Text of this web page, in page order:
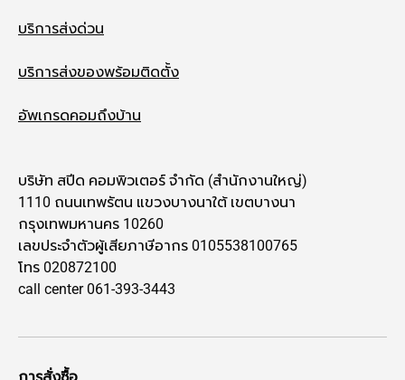
บริการส่งด่วน
บริการส่งของพร้อมติดตั้ง
อัพเกรดคอมถึงบ้าน
บริษัท สปีด คอมพิวเตอร์ จำกัด (สำนักงานใหญ่)
1110 ถนนเทพรัตน แขวงบางนาใต้ เขตบางนา
กรุงเทพมหานคร 10260
เลขประจำตัวผู้เสียภาษีอากร 0105538100765
โทร 020872100
call center 061-393-3443
การสั่งซื้อ